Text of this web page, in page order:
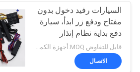
جولة
في
المعمل
السيارات رفيد دخول بدون
مفتاح ودفع زر ابدأ، سيارة
دفع بداية نظام إنذار
الاتصال